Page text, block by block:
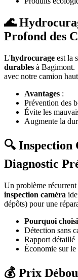
🌊
Profond des
L'hydrocurage est la
durables à Bagimont.
avec notre camion
Avantages :
Prévention des
Évite les
Augmente la
🔍 Inspection
Diagnostic
Un problème récurrent
inspection caméra
dépôts) pour une
Pourquoi
Détection sans
Rapport détaillé
Économie sur
💰 Prix